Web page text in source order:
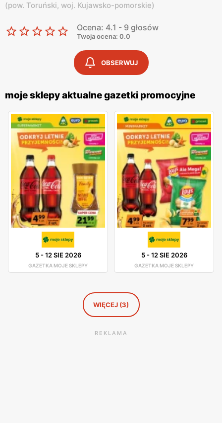
(pow. Toruński, woj. Kujawsko-pomorskie)
Ocena: 4.1 - 9 głosów
Twoja ocena: 0.0
OBSERWUJ
moje sklepy aktualne gazetki promocyjne
5-12 SIE 2026
GAZETKA MOJE SKLEPY
5-12 SIE 2026
GAZETKA MOJE SKLEPY
WIĘCEJ (3)
REKLAMA